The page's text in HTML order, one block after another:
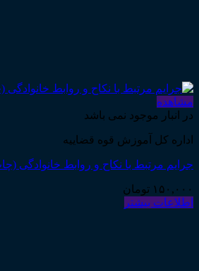
مشاهده
در انبار موجود نمی باشد
اداره کل آموزش قوه قضاییه
جرایم مرتبط با نکاح و روابط خانوادگی
۱۵۰,۰۰۰ تومان
اطلاعات بیشتر